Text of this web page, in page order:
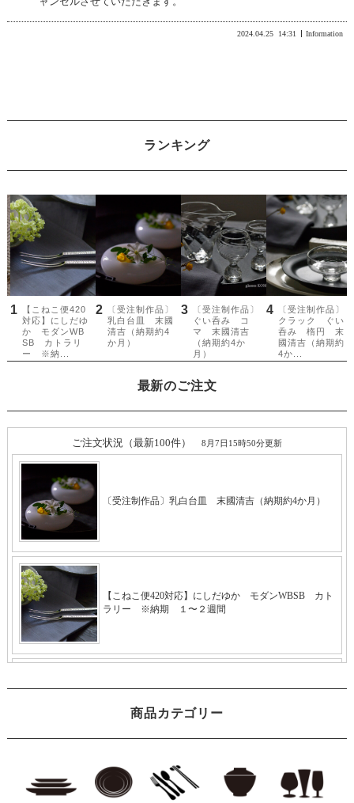
2024.04.25 14:31 Information
ランキング
最新のご注文
商品カテゴリー